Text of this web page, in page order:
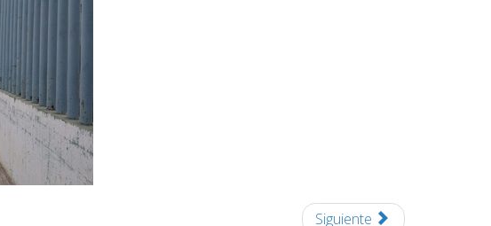
Siguiente